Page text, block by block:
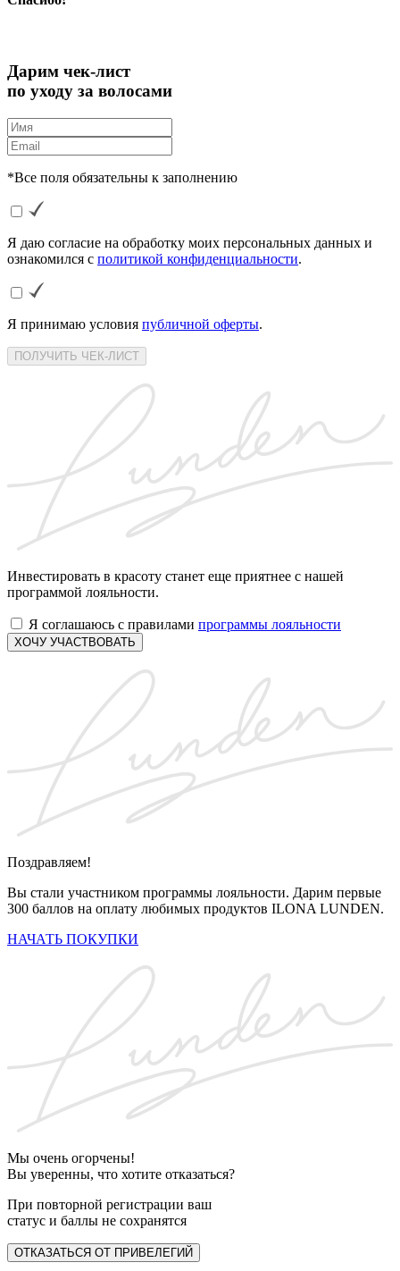
Дарим чек-лист
по уходу за волосами
*Все поля обязательны к заполнению
Я даю согласие на обработку моих персональных данных и
ознакомился с политикой конфиденциальности.
Я принимаю условия публичной оферты.
ПОЛУЧИТЬ ЧЕК-ЛИСТ
Инвестировать в красоту станет еще приятнее с нашей
программой лояльности.
Я соглашаюсь с правилами программы лояльности
ХОЧУ УЧАСТВОВАТЬ
Поздравляем!
Вы стали участником программы лояльности. Дарим первые
300 баллов на оплату любимых продуктов ILONA LUNDEN.
НАЧАТЬ ПОКУПКИ
Мы очень огорчены!
Вы уверенны, что хотите отказаться?
При повторной регистрации ваш
статус и баллы не сохранятся
ОТКАЗАТЬСЯ ОТ ПРИВЕЛЕГИЙ